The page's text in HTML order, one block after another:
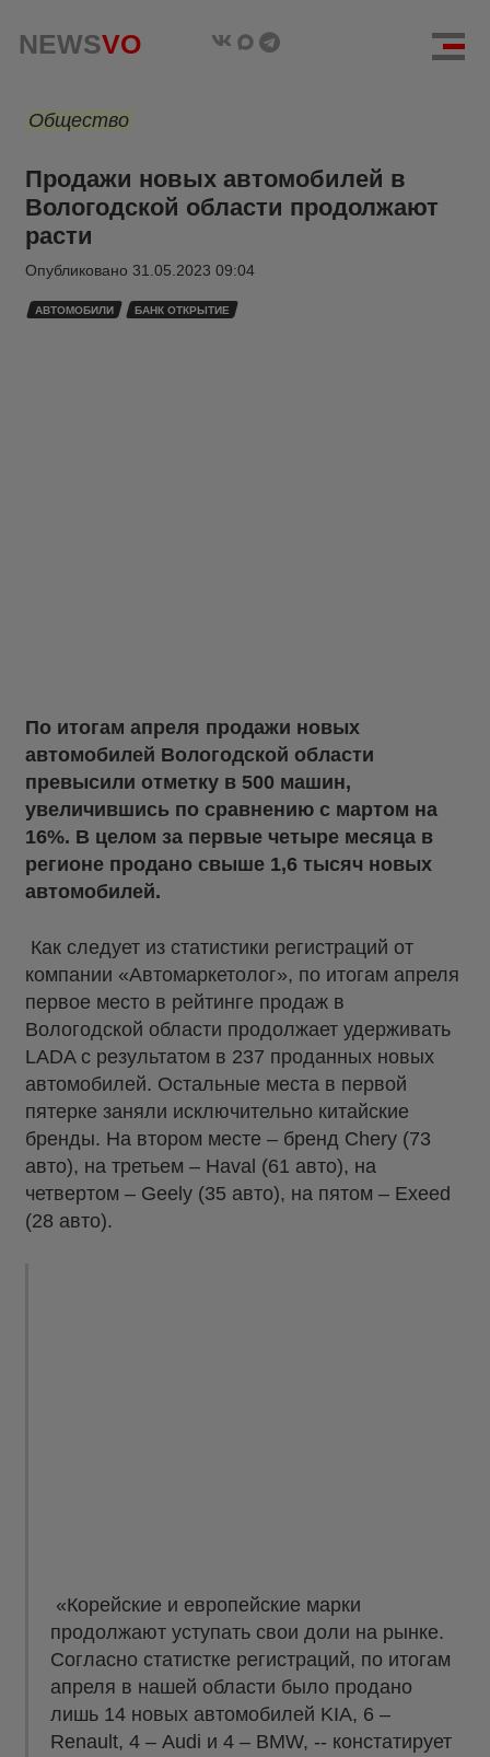
NEWSVO
Общество
Продажи новых автомобилей в
Вологодской области продолжают
расти
Опубликовано 31.05.2023 09:04
АВТОМОБИЛИ БАНК ОТКРЫТИЕ
По итогам апреля продажи новых
автомобилей Вологодской области
превысили отметку в 500 машин,
увеличившись по сравнению с мартом на
16%. В целом за первые четыре месяца в
регионе продано свыше 1,6 тысяч новых
автомобилей.
Как следует из статистики регистраций от
компании «Автомаркетолог», по итогам апреля
первое место в рейтинге продаж в
Вологодской области продолжает удерживать
LADA с результатом в 237 проданных новых
автомобилей. Остальные места в первой
пятерке заняли исключительно китайские
бренды. На втором месте – бренд Chery (73
авто), на третьем – Haval (61 авто), на
четвертом – Geely (35 авто), на пятом – Exeed
(28 авто).
«Корейские и европейские марки
продолжают уступать свои доли на рынке.
Согласно статистке регистраций, по итогам
апреля в нашей области было продано
лишь 14 новых автомобилей KIA, 6 –
Renault, 4 – Audi и 4 – BMW, -- констатирует